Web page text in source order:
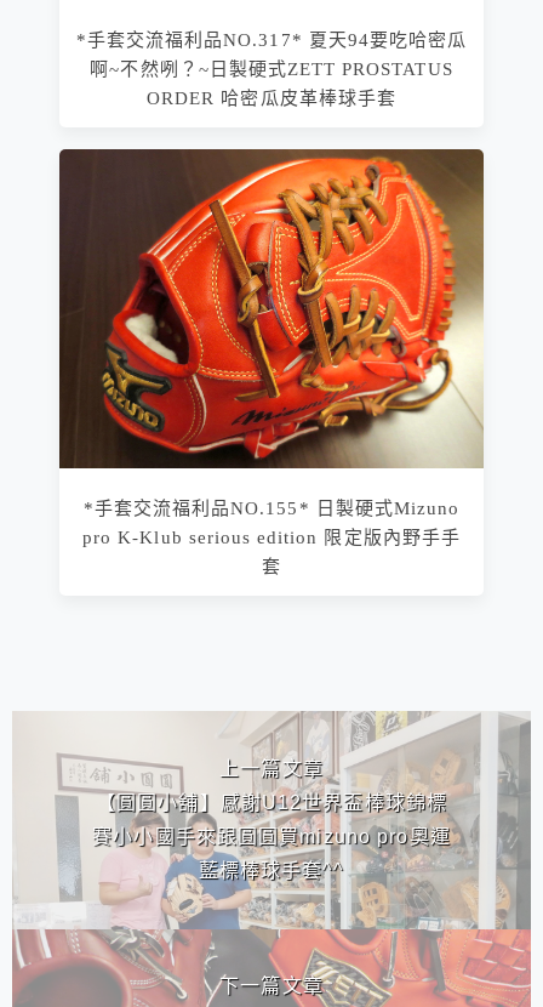
*手套交流福利品NO.317* 夏天94要吃哈密瓜
啊~不然咧？~日製硬式ZETT PROSTATUS
ORDER 哈密瓜皮革棒球手套
*手套交流福利品NO.155* 日製硬式Mizuno
pro K-Klub serious edition 限定版內野手手
套
上一篇文章
【圓圓小舖】感謝U12世界盃棒球錦標
賽小小國手來跟圓圓買mizuno pro奧運
藍標棒球手套^^
下一篇文章